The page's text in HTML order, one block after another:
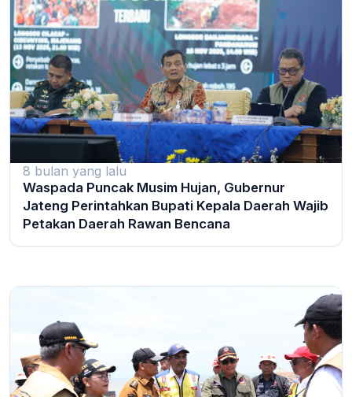
8 bulan yang lalu
Waspada Puncak Musim Hujan, Gubernur
Jateng Perintahkan Bupati Kepala Daerah Wajib
Petakan Daerah Rawan Bencana